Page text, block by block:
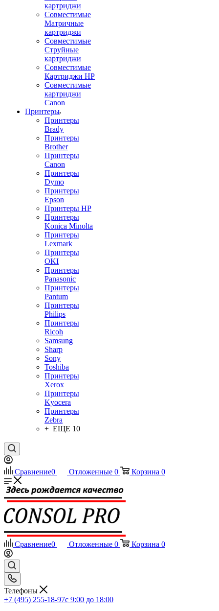
картриджи
Совместимые
Матричные
картриджи
Совместимые
Струйные
картриджи
Совместимые
Картриджи HP
Совместимые
картриджи
Canon
Принтеры
Принтеры
Brady
Принтеры
Brother
Принтеры
Canon
Принтеры
Dymo
Принтеры
Epson
Принтеры HP
Принтеры
Konica Minolta
Принтеры
Lexmark
Принтеры
OKI
Принтеры
Panasonic
Принтеры
Pantum
Принтеры
Philips
Принтеры
Ricoh
Samsung
Sharp
Sony
Toshiba
Принтеры
Xerox
Принтеры
Kyocera
Принтеры
Zebra
+ ЕЩЕ 10
Сравнение0 Отложенные 0 Корзина 0
Сравнение0 Отложенные 0 Корзина 0
Телефоны
+7 (495) 255-18-97с 9:00 до 18:00